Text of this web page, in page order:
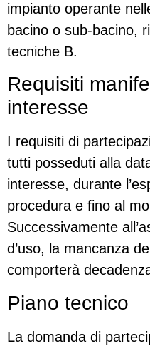
impianto operante
bacino o sub-bacino,
tecniche B.
Requisiti
interesse
I requisiti di
tutti posseduti alla
interesse, durante
procedura e fino al
Successivamente
d’uso, la mancanza
comporterà
Piano tecnico
La domanda di